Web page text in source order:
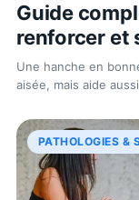
Guide
renforcer et
Une hanche en
aisée, mais aide
PATHOLOGIES &